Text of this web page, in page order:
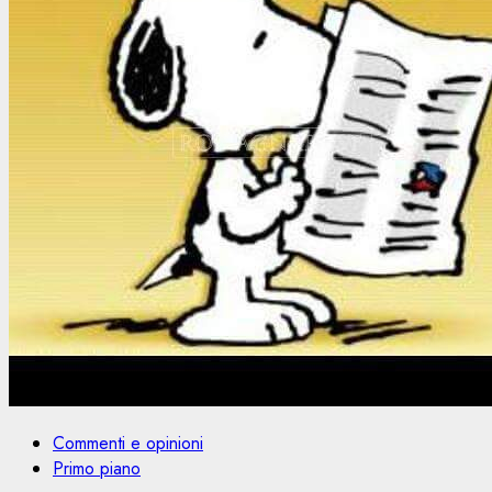
Commenti e opinioni
Primo piano